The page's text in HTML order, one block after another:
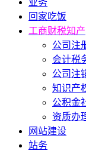
业务
回家吃饭
工商财税知产
公司注
会计税
公司注
知识产
公积金
资质办
网站建设
站务